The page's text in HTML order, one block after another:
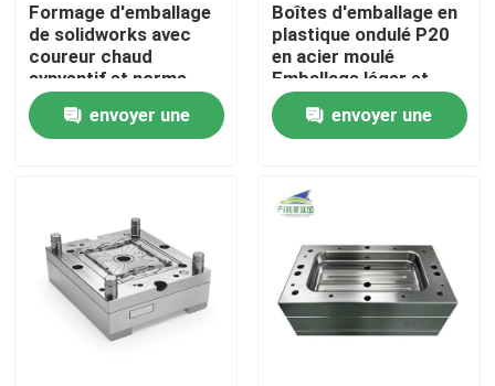
Produits
Spectacle de réalité virtuelle
Visite de l'usine
Contrôle de la qualité
Formage d'emballage
de solidworks avec
coureur chaud
synventif et norme
Hasco pour les
applications de
moulage par injection
envoyer une
Boîtes d'emballage en
plastique ondulé P20
en acier moulé
Emballage léger et
durable Idéal pour les
besoins de
distribution intérieure
envoyer une